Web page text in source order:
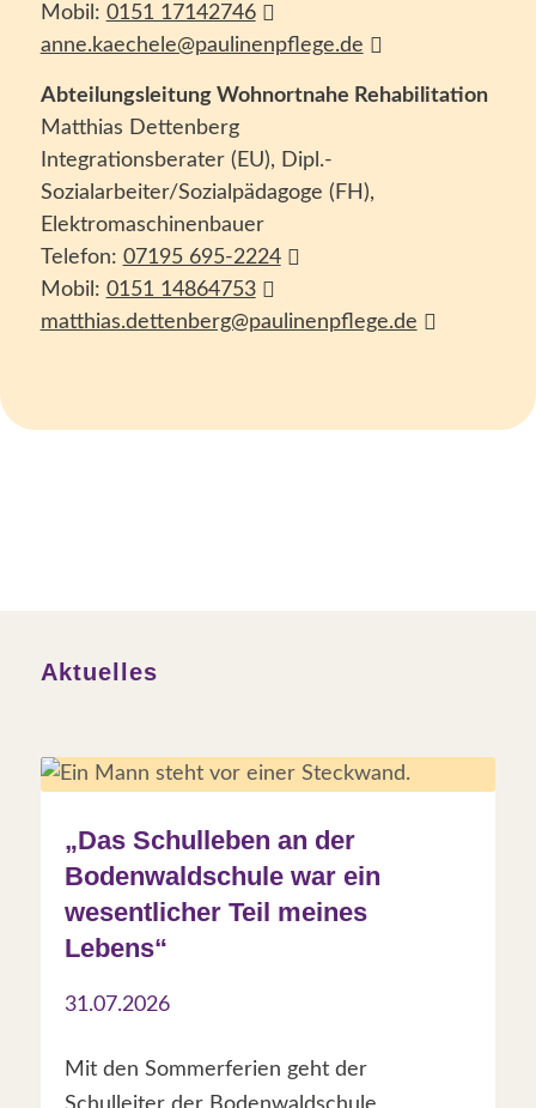
Mobil: 0151 17142746
anne.kaechele@paulinenpflege.de
Abteilungsleitung Wohnortnahe Rehabilitation
Matthias Dettenberg
Integrationsberater (EU), Dipl.-
Sozialarbeiter/Sozialpädagoge (FH),
Elektromaschinenbauer
Telefon: 07195 695-2224
Mobil: 0151 14864753
matthias.dettenberg@paulinenpflege.de
Aktuelles
„Das Schulleben an der
Bodenwaldschule war ein
wesentlicher Teil meines
Lebens“
31.07.2026
Mit den Sommerferien geht der